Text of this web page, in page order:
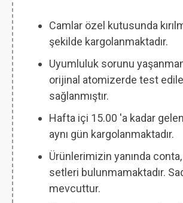
Camlar özel kutusunda
şekilde kargolanmaktadır.
Uyumluluk sorunu
orijinal atomizerde test
sağlanmıştır.
Hafta içi 15.00 'a kadar
aynı gün kargolanmaktadır.
Ürünlerimizin yanında
setleri bulunmamaktadır.
mevcuttur.